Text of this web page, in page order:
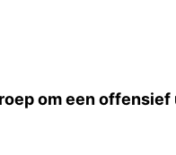
om een